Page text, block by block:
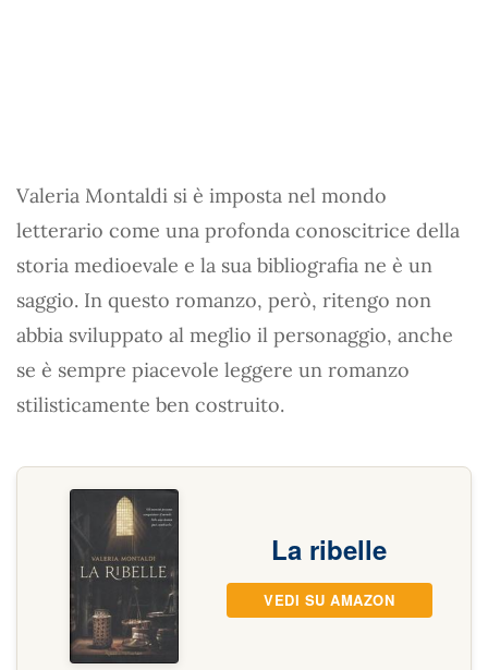
Valeria Montaldi si è imposta nel mondo
letterario come una profonda conoscitrice della
storia medioevale e la sua bibliografia ne è un
saggio. In questo romanzo, però, ritengo non
abbia sviluppato al meglio il personaggio, anche
se è sempre piacevole leggere un romanzo
stilisticamente ben costruito.
La ribelle
VEDI SU AMAZON